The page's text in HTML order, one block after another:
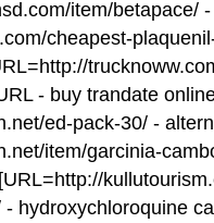
item/betapace/
cheapest-
- buy trandate
ed-pack-30/ -
item/garcinia-
hydroxychloroquine